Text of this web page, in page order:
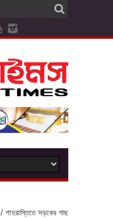
/ শাহরাস্তিতে সড়কের গাছ